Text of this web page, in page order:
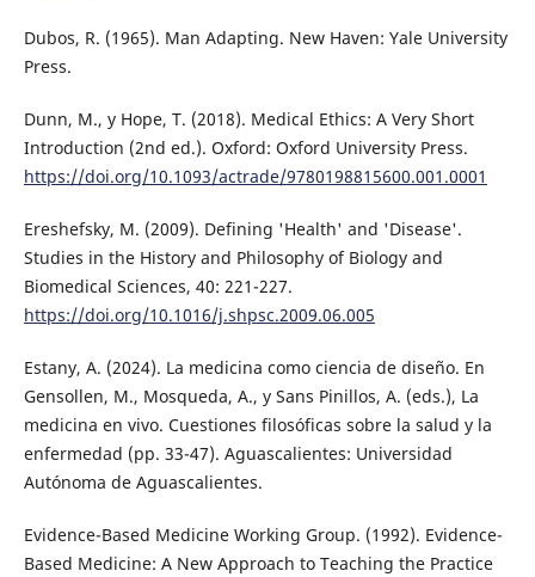
Dubos, R. (1965). Man Adapting. New Haven: Yale University
Press.
Dunn, M., y Hope, T. (2018). Medical Ethics: A Very Short
Introduction (2nd ed.). Oxford: Oxford University Press.
https://doi.org/10.1093/actrade/9780198815600.001.0001
Ereshefsky, M. (2009). Defining 'Health' and 'Disease'.
Studies in the History and Philosophy of Biology and
Biomedical Sciences, 40: 221-227.
https://doi.org/10.1016/j.shpsc.2009.06.005
Estany, A. (2024). La medicina como ciencia de diseño. En
Gensollen, M., Mosqueda, A., y Sans Pinillos, A. (eds.), La
medicina en vivo. Cuestiones filosóficas sobre la salud y la
enfermedad (pp. 33-47). Aguascalientes: Universidad
Autónoma de Aguascalientes.
Evidence-Based Medicine Working Group. (1992). Evidence-
Based Medicine: A New Approach to Teaching the Practice